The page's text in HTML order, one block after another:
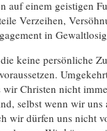
auf einem geistigen
Verzeihen,
in
keine persönliche
wir Christen nicht
selbst wenn wir uns
wir dürfen uns nicht